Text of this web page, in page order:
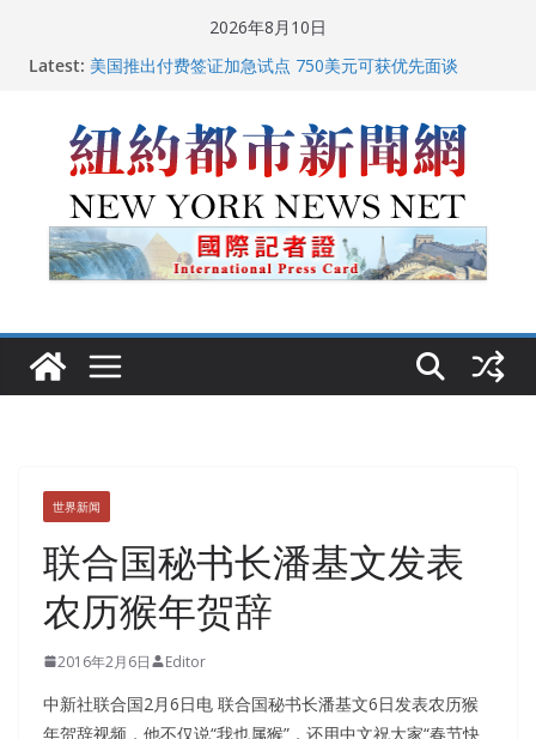
2026年8月10日
Latest: 美国推出付费签证加急试点 750美元可获优先面谈
人！
FBI联合纽约警方突袭多名警界高层住所 涉纽约警察局腐
败刑事调查
中国驻美国大使谢锋邀请美国老教师罗纳德·萨科尔斯基
再次访华
世界新闻
联合国秘书长潘基文发表
农历猴年贺辞
2016年2月6日 Editor
中新社联合国2月6日电 联合国秘书长潘基文6日发表农历猴
年贺辞视频，他不仅说“我也属猴”，还用中文祝大家“春节快